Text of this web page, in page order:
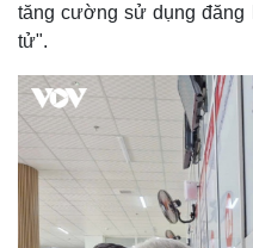
tăng cường sử dụng đăng
tử".